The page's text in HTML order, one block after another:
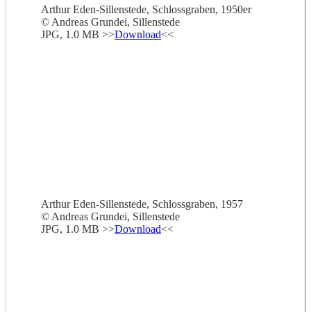
Arthur Eden-Sillenstede, Schlossgraben, 1950er
© Andreas Grundei, Sillenstede
JPG, 1.0 MB >>Download<<
Arthur Eden-Sillenstede, Schlossgraben, 1957
© Andreas Grundei, Sillenstede
JPG, 1.0 MB >>Download<<